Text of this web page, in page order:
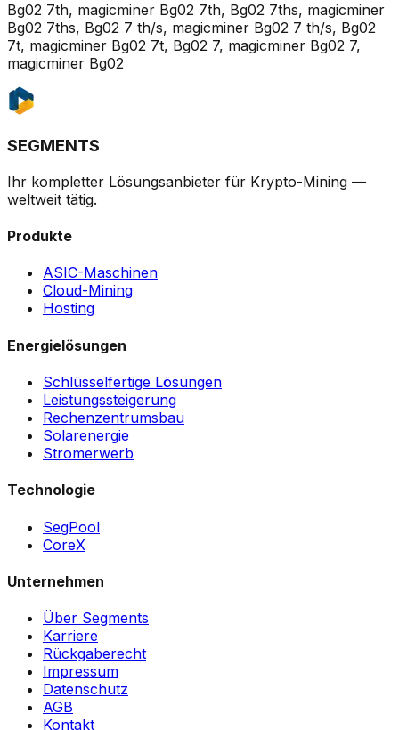
Bg02 7th, magicminer Bg02 7th, Bg02 7ths, magicminer
Bg02 7ths, Bg02 7 th/s, magicminer Bg02 7 th/s, Bg02
7t, magicminer Bg02 7t, Bg02 7, magicminer Bg02 7,
magicminer Bg02
SEGMENTS
Ihr kompletter Lösungsanbieter für Krypto-Mining —
weltweit tätig.
Produkte
ASIC-Maschinen
Cloud-Mining
Hosting
Energielösungen
Schlüsselfertige Lösungen
Leistungssteigerung
Rechenzentrumsbau
Solarenergie
Stromerwerb
Technologie
SegPool
CoreX
Unternehmen
Über Segments
Karriere
Rückgaberecht
Impressum
Datenschutz
AGB
Kontakt